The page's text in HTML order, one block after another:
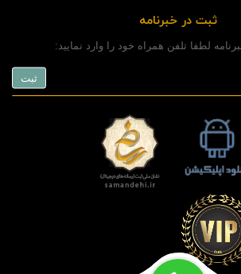
ثبت در خبرنامه
لطفا تلفن همراه خود را وارد نمایید: